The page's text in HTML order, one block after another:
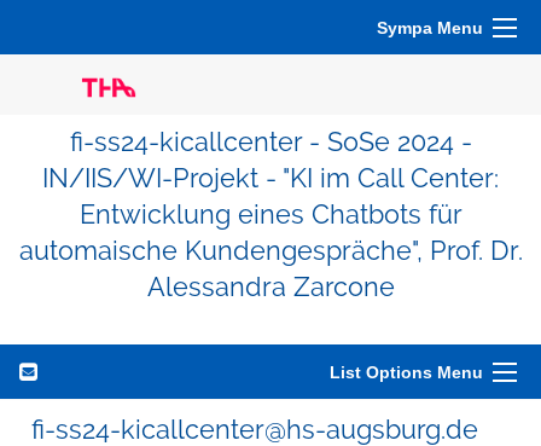
Sympa Menu
fi-ss24-kicallcenter - SoSe 2024 -
IN/IIS/WI-Projekt - "KI im Call Center:
Entwicklung eines Chatbots für
automaische Kundengespräche", Prof. Dr.
Alessandra Zarcone
List Options Menu
fi-ss24-kicallcenter@hs-augsburg.de